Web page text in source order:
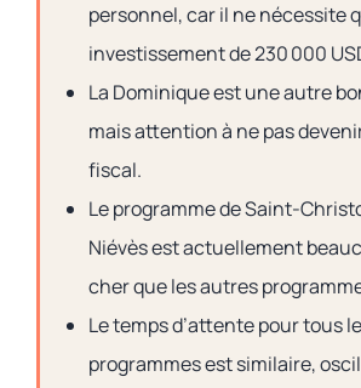
personnel, car il ne nécessite
investissement de 230 000
La Dominique est une autre
mais attention à ne pas
fiscal.
Le programme de Saint-
Niévès est actuellement
cher que les autres
Le temps d’attente pour tous
programmes est similaire,